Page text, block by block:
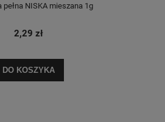
NISKA mieszana 1g
2,29 zł
DO KOSZYKA